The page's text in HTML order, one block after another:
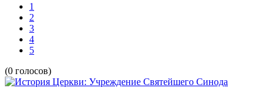
1
2
3
4
5
(0 голосов)